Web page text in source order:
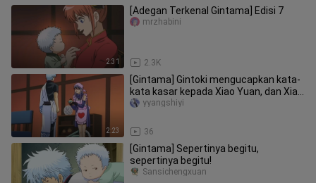
2:31
[Adegan Terkenal Gintama] Edisi 7
2.3K
mrzhabini
2:23
[Gintama] Gintoki mengucapkan kata-
kata kasar kepada Xiao Yuan, dan Xiao
Yuan mengungkap sifat aslin
36
yyangshiyi
[Gintama] Sepertinya begitu,
sepertinya begitu!
Sansichengxuan